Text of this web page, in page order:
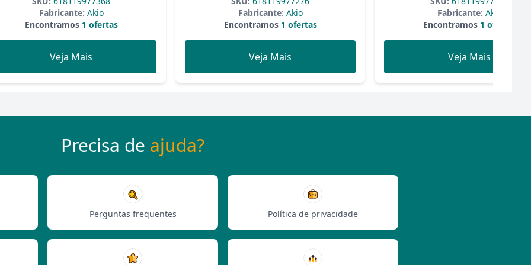
Fabricante: Akio
Encontramos1 ofertas
Veja Mais
Fabricante: Akio
Encontramos1 ofertas
Veja Mais
Fabricante: Akio
Encontramos1 ofertas
Veja Mais
Precisa de ajuda?
Perguntas frequentes Política de privacidade